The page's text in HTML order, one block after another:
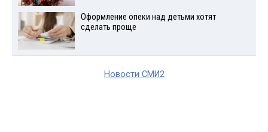
Оформление опеки над детьми хотят
сделать проще
Новости СМИ2